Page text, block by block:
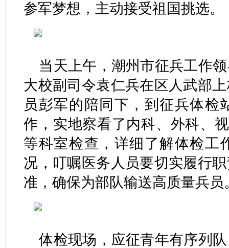
参军梦想，主动接受祖国挑选。
当天上午，潮州市征兵工作
大校副司令袁仁兵在区人武部
员彭军的陪同下，到征兵体检
作，实地察看了内科、外科、
等科室检查，详细了解体检工
况，叮嘱医务人员要切实履行
准，确保为部队输送高质量兵员
体检现场，应征青年有序列